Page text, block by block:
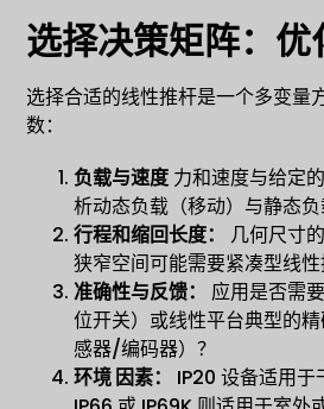
选择决策矩阵：优
选择合适的线性推杆是一个多变量
数：
负载与速度力和速度与给定
析动态负载（移动）与静态
行程和缩回长度：
几何尺寸
狭窄空间可能需要紧凑型线
准确性与反馈：
应用是否需
位开关）或线性平台典型的
感器/编码器）？
环境因素：
IP20 设备适用